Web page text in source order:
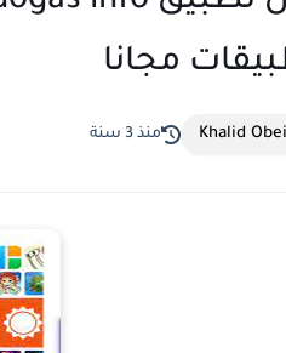
مجانا
Khalid منذ 3 سنة